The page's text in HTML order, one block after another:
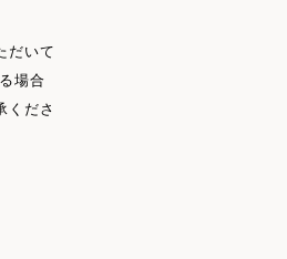
だいて
場合
くださ